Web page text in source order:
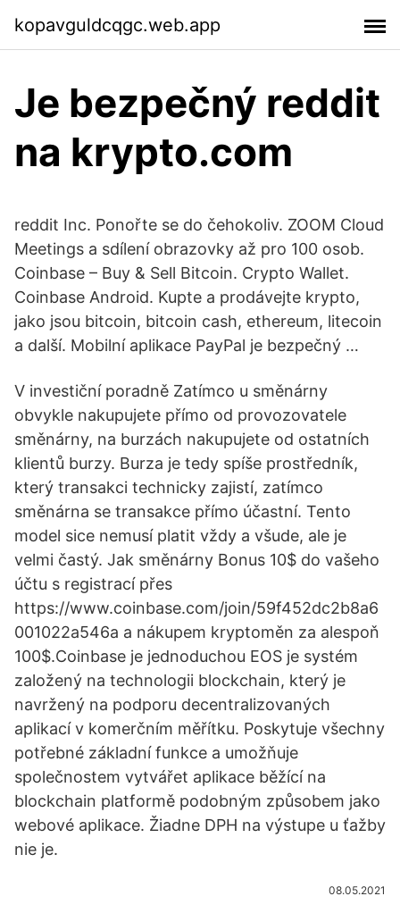
kopavguldcqgc.web.app
Je bezpečný reddit
na krypto.com
reddit Inc. Ponořte se do čehokoliv. ZOOM Cloud
Meetings a sdílení obrazovky až pro 100 osob.
Coinbase – Buy & Sell Bitcoin. Crypto Wallet.
Coinbase Android. Kupte a prodávejte krypto,
jako jsou bitcoin, bitcoin cash, ethereum, litecoin
a další. Mobilní aplikace PayPal je bezpečný …
V investiční poradně Zatímco u směnárny
obvykle nakupujete přímo od provozovatele
směnárny, na burzách nakupujete od ostatních
klientů burzy. Burza je tedy spíše prostředník,
který transakci technicky zajistí, zatímco
směnárna se transakce přímo účastní. Tento
model sice nemusí platit vždy a všude, ale je
velmi častý. Jak směnárny Bonus 10$ do vašeho
účtu s registrací přes
https://www.coinbase.com/join/59f452dc2b8a6
001022a546a a nákupem kryptoměn za alespoň
100$.Coinbase je jednoduchou EOS je systém
založený na technologii blockchain, který je
navržený na podporu decentralizovaných
aplikací v komerčním měřítku. Poskytuje všechny
potřebné základní funkce a umožňuje
společnostem vytvářet aplikace běžící na
blockchain platformě podobným způsobem jako
webové aplikace. Žiadne DPH na výstupe u ťažby
nie je.
08.05.2021